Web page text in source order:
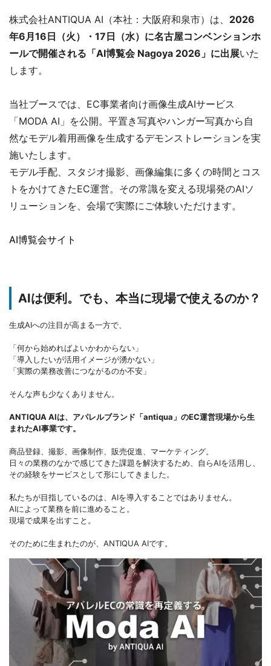
株式会社ANTIQUA AI（本社：大阪府和泉市）は、 2026
年6月16日（火）・17日（水）に名古屋コンベンションホ
ールで開催される「AI博覧会 Nagoya 2026」に出展いた
します。
当社ブースでは、EC事業者向け画像生成AIサービス
「MODA AI」を公開。平置き写真やハンガー写真から自
然なモデル着用画像を生成するデモンストレーションを実
施いたします。
モデル手配、スタジオ撮影、画像編集に多くの時間とコス
トをかけてきたEC運営。その常識を変える現場発のAIソ
リューションを、会場で実際にご体験いただけます。
AI博覧会サイト
AIは便利。でも、本当に現場で使えるのか？
生成AIへの注目が高まる一方で、
「何から始めればよいかわからない」
「導入したいが活用イメージが湧かない」
「実際の業務改善につながるのか不安」
そんな声も少なくありません。
ANTIQUA AIは、アパレルブランド「antiqua」のEC運営現場から生
まれたAI事業です。
商品登録、撮影、画像制作、販売促進、マーケティング。
日々の業務のなかで感じてきた課題を解決するため、自らAIを活用し、
その経験をサービスとして形にしてきました。
私たちが目指しているのは、AIを導入することではありません。
AIによって業務を前に進めること。
現場で成果を出すこと。
そのために生まれたのが、ANTIQUA AIです。